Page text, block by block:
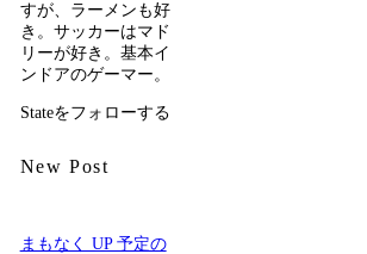
すが、ラーメンも好
き。サッカーはマド
リーが好き。基本イ
ンドアのゲーマー。
Stateをフォローする
New Post
まもなく UP 予定の